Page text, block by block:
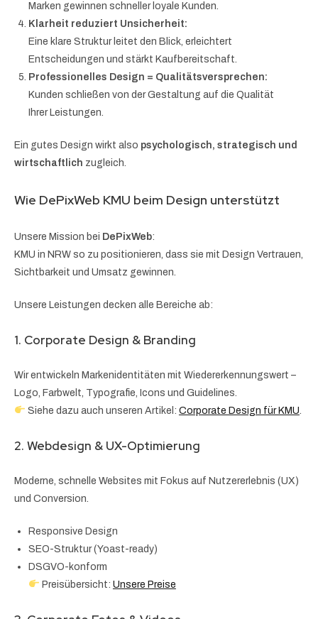
Marken gewinnen schneller loyale Kunden.
Klarheit reduziert Unsicherheit:
Eine klare Struktur leitet den Blick, erleichtert
Entscheidungen und stärkt Kaufbereitschaft.
Professionelles Design = Qualitätsversprechen:
Kunden schließen von der Gestaltung auf die Qualität
Ihrer Leistungen.
Ein gutes Design wirkt also psychologisch, strategisch und
wirtschaftlich zugleich.
Wie DePixWeb KMU beim Design unterstützt
Unsere Mission bei DePixWeb:
KMU in NRW so zu positionieren, dass sie mit Design Vertrauen,
Sichtbarkeit und Umsatz gewinnen.
Unsere Leistungen decken alle Bereiche ab:
1. Corporate Design & Branding
Wir entwickeln Markenidentitäten mit Wiedererkennungswert –
Logo, Farbwelt, Typografie, Icons und Guidelines.
Siehe dazu auch unseren Artikel: Corporate Design für KMU.
2. Webdesign & UX-Optimierung
Moderne, schnelle Websites mit Fokus auf Nutzererlebnis (UX)
und Conversion.
Responsive Design
SEO-Struktur (Yoast-ready)
DSGVO-konform
Preisübersicht: Unsere Preise